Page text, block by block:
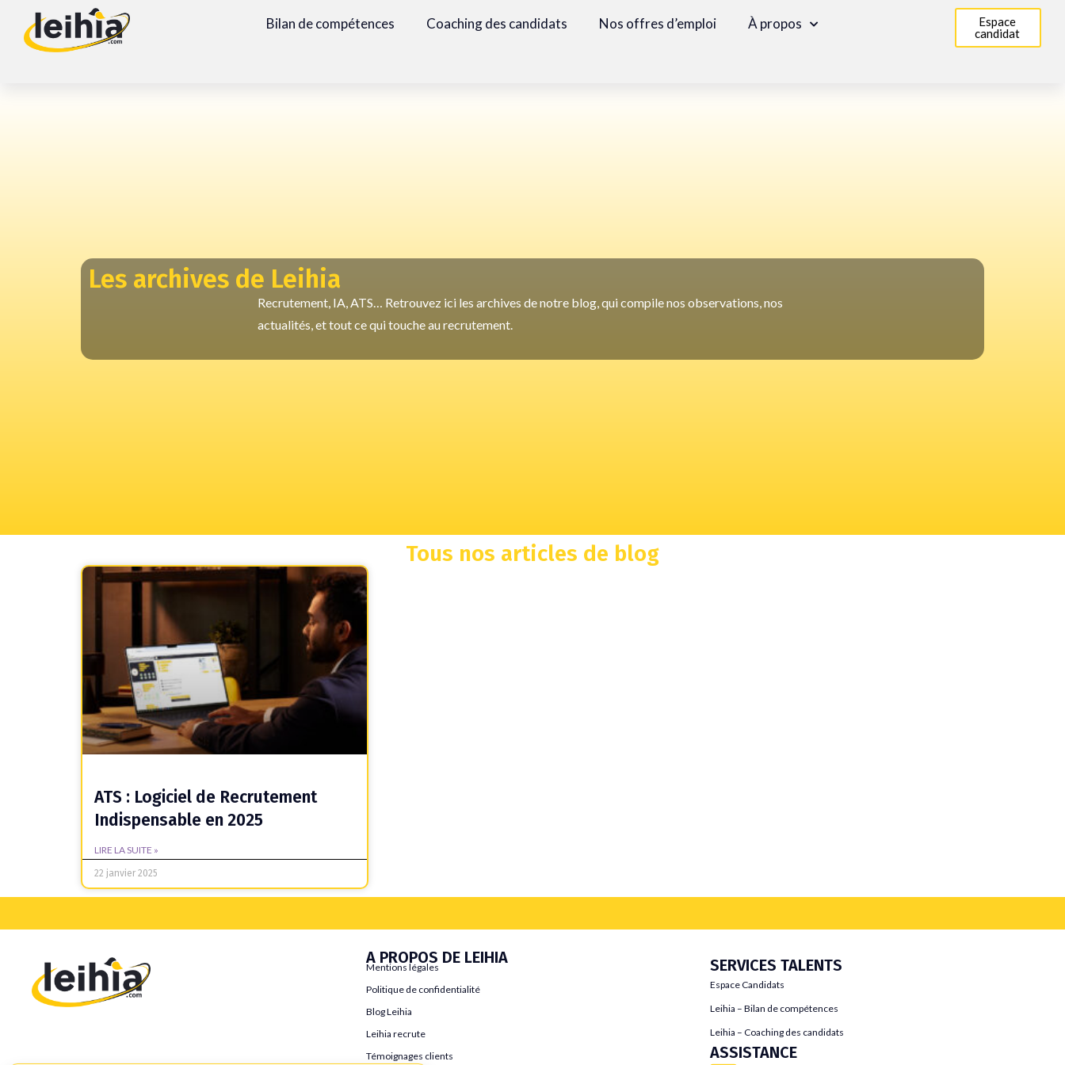
Bilan de compétences Coaching des candidats Nos offres d’emploi À propos
Espace
candidat
Les archives de Leihia
Recrutement, IA, ATS… Retrouvez ici les archives de notre blog, qui compile nos observations, nos
actualités, et tout ce qui touche au recrutement.
Tous nos articles de blog
ATS : Logiciel de Recrutement
Indispensable en 2025
LIRE LA SUITE »
22 janvier 2025
A PROPOS DE LEIHIA
Mentions légales
Politique de confidentialité
Blog Leihia
Leihia recrute
Témoignages clients
SERVICES TALENTS
Espace Candidats
Leihia – Bilan de compétences
Leihia – Coaching des candidats
ASSISTANCE